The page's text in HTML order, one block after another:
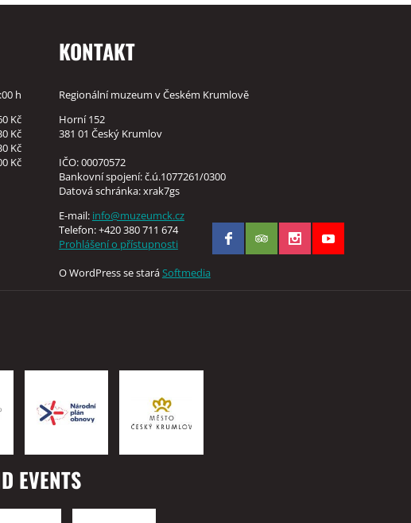
h
Kč
Kč
Kč
Kč
KONTAKT
Regionální muzeum v Českém Krumlově
Horní 152
381 01 Český Krumlov
IČO: 00070572
Bankovní spojení: č.ú.1077261/0300
Datová schránka: xrak7gs
E-mail: info@muzeumck.cz
Telefon: +420 380 711 674
Prohlášení o přístupnosti
O WordPress se stará Softmedia
EVENTS